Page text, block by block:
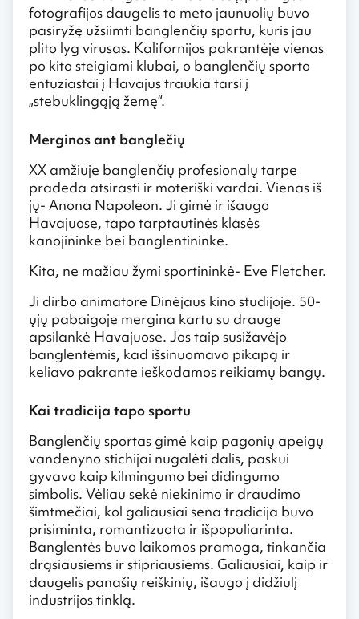
fotografijos daugelis to meto jaunuolių buvo
pasiryžę užsiimti banglenčių sportu, kuris jau
plito lyg virusas. Kalifornijos pakrantėje vienas
po kito steigiami klubai, o banglenčių sporto
entuziastai į Havajus traukia tarsi į
„stebuklingąją žemę“.
Merginos ant banglečių
XX amžiuje banglenčių profesionalų tarpe
pradeda atsirasti ir moteriški vardai. Vienas iš
jų- Anona Napoleon. Ji gimė ir išaugo
Havajuose, tapo tarptautinės klasės
kanojininke bei banglentininke.
Kita, ne mažiau žymi sportininkė- Eve Fletcher.
Ji dirbo animatore Dinėjaus kino studijoje. 50-
ųjų pabaigoje mergina kartu su drauge
apsilankė Havajuose. Jos taip susižavėjo
banglentėmis, kad išsinuomavo pikapą ir
keliavo pakrante ieškodamos reikiamų bangų.
Kai tradicija tapo sportu
Banglenčių sportas gimė kaip pagonių apeigų
vandenyno stichijai nugalėti dalis, paskui
gyvavo kaip kilmingumo bei didingumo
simbolis. Vėliau sekė niekinimo ir draudimo
šimtmečiai, kol galiausiai sena tradicija buvo
prisiminta, romantizuota ir išpopuliarinta.
Banglentės buvo laikomos pramoga, tinkančia
drąsiausiems ir stipriausiems. Galiausiai, kaip ir
daugelis panašių reiškinių, išaugo į didžiulį
industrijos tinklą.